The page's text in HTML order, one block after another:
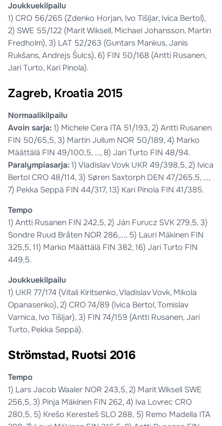
Joukkuekilpailu
1) CRO 56/265 (Zdenko Horjan, Ivo Tišljar, Ivica Bertol),
2) SWE 55/122 (Marit Wiksell, Michael Johansson, Martin
Fredholm), 3) LAT 52/263 (Guntars Mankus, Janis
Rukšans, Andrejs Šulcs), 6) FIN 50/168 (Antti Rusanen,
Jari Turto, Kari Pinola).
Zagreb, Kroatia 2015
Normaalikilpailu
Avoin sarja:1) Michele Cera ITA 51/193, 2) Antti Rusanen
FIN 50/65,5, 3) Martin Jullum NOR 50/189, 4) Marko
Määttälä FIN 49/100,5, …, 8) Jari Turto FIN 48/94.
Paralympiasarja:1) Vladislav Vovk UKR 49/398,5, 2) Ivica
Bertol CRO 48/114, 3) Søren Saxtorph DEN 47/265,5, …,
7) Pekka Seppä FIN 44/317, 13) Kari Pinola FIN 41/385.
Tempo
1) Antti Rusanen FIN 242,5, 2) Ján Furucz SVK 279,5, 3)
Sondre Ruud Bråten NOR 286,…, 5) Lauri Mäkinen FIN
325,5, 11) Marko Määttälä FIN 382, 16) Jari Turto FIN
449,5.
Joukkuekilpailu
1) UKR 77/174 (Vitali Kiritsenko, Vladislav Vovk, Mikola
Opanasenko), 2) CRO 74/89 (Ivica Bertol, Tomislav
Varnica, Ivo Tišljar), 3) FIN 74/159 (Antti Rusanen, Jari
Turto, Pekka Seppä).
Strömstad, Ruotsi 2016
Tempo
1) Lars Jacob Waaler NOR 243,5, 2) Marit Wiksell SWE
256,5, 3) Pinja Mäkinen FIN 262, 4) Iva Lovrec CRO
280,5, 5) Krešo Keresteš SLO 288, 5) Remo Madella ITA